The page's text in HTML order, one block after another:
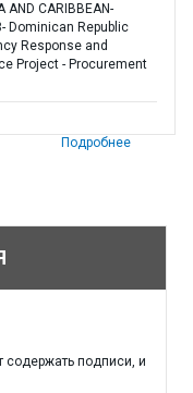
AND CARIBBEAN-
Dominican Republic
Response and
Project - Procurement
Подробнее
подписи, и